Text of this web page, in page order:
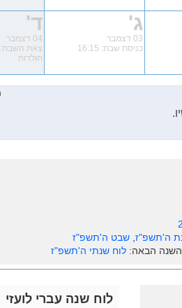
ג'
03 דצמבר
כניסת שבת: 16:15
ד'
04 דצמבר
צאת השבת: 17:16
תולדות
ה'תשפ"ז ,שבט ה'תשפ"ז
השנה הבאה: לוח שנתי ה'תשפ"ז
לוח שנה עברי לועזי